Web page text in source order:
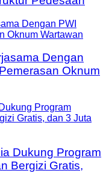
Dengan
Oknum
Dukung Program
Bergizi Gratis,